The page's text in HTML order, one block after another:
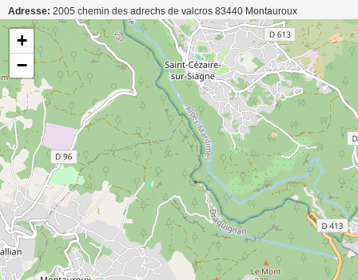
Adresse: 2005 chemin des adrechs de valcros 83440 Montauroux
Carte de localisation de l'annonce: Chambre d'hôte à Montauroux
+
−